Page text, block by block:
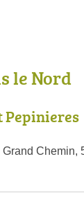
le Nord
Pepinieres
Grand Chemin,